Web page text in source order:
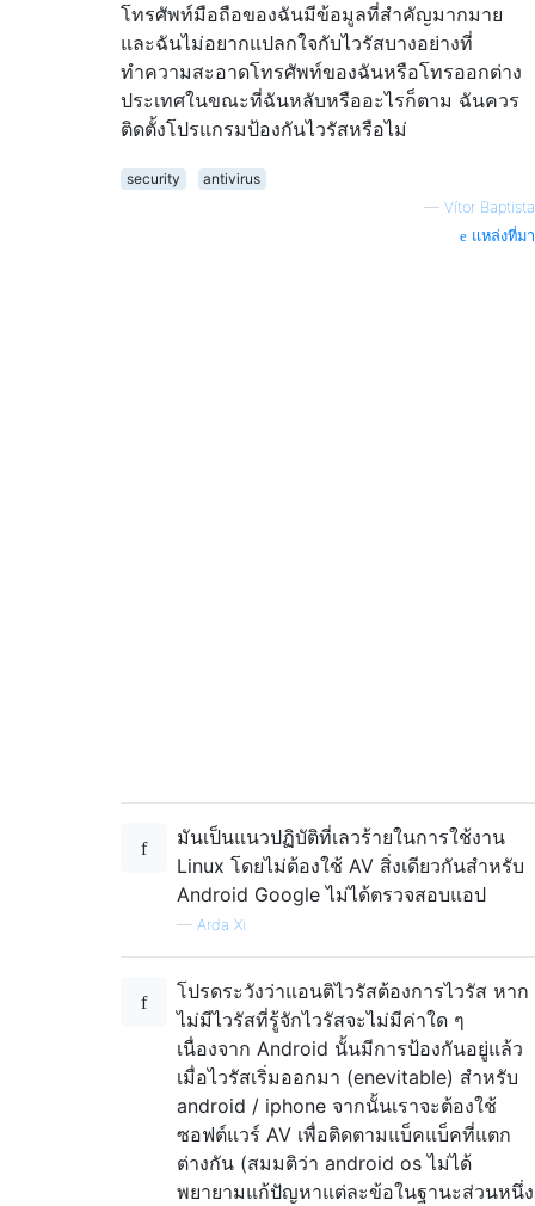
โทรศัพท์มือถือของฉันมีข้อมูลที่สำคัญมากมาย
และฉันไม่อยากแปลกใจกับไวรัสบางอย่างที่
ทำความสะอาดโทรศัพท์ของฉันหรือโทรออกต่าง
ประเทศในขณะที่ฉันหลับหรืออะไรก็ตาม ฉันควร
ติดตั้งโปรแกรมป้องกันไวรัสหรือไม่
security
antivirus
— Vítor Baptista
แหล่งที่มา
มันเป็นแนวปฏิบัติที่เลวร้ายในการใช้งาน
Linux โดยไม่ต้องใช้ AV สิ่งเดียวกันสำหรับ
Android Google ไม่ได้ตรวจสอบแอป
— Arda Xi
โปรดระวังว่าแอนติไวรัสต้องการไวรัส หาก
ไม่มีไวรัสที่รู้จักไวรัสจะไม่มีค่าใด ๆ
เนื่องจาก Android นั้นมีการป้องกันอยู่แล้ว
เมื่อไวรัสเริ่มออกมา (enevitable) สำหรับ
android / iphone จากนั้นเราจะต้องใช้
ซอฟต์แวร์ AV เพื่อติดตามแบ็คแบ็คที่แตก
ต่างกัน (สมมติว่า android os ไม่ได้
พยายามแก้ปัญหาแต่ละข้อในฐานะส่วนหนึ่ง